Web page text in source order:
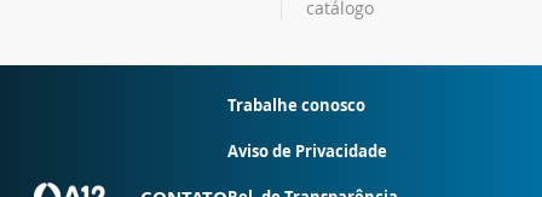
catálogo
Trabalhe conosco
Aviso de Privacidade